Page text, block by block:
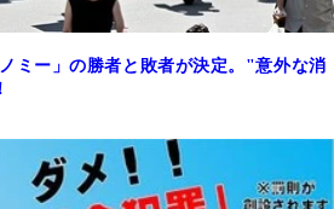
ミー」の勝者と敗者が決定。"意外な消